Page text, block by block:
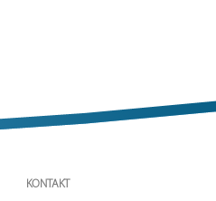
KONTAKT